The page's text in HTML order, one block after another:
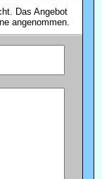
Das Angebot
angenommen.